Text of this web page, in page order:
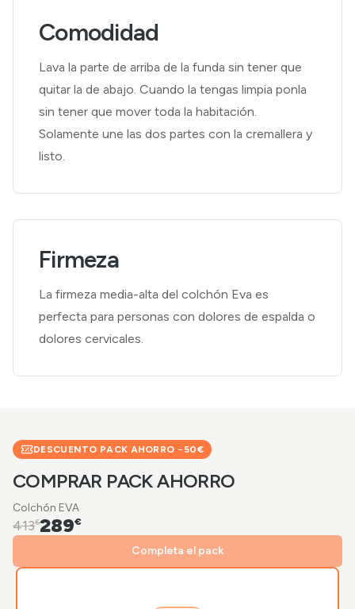
Comodidad
Lava la parte de arriba de la funda sin tener que
quitar la de abajo. Cuando la tengas limpia ponla
sin tener que mover toda la habitación.
Solamente une las dos partes con la cremallera y
listo.
Firmeza
La firmeza media-alta del colchón Eva es
perfecta para personas con dolores de espalda o
dolores cervicales.
DESCUENTO PACK AHORRO − 50€
COMPRAR PACK AHORRO
Colchón EVA
413€289€
Completa el pack